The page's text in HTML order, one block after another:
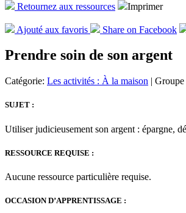
Retournez aux ressources Imprimer
Ajouté aux favoris Share on Facebook
Prendre soin de son argent
Catégorie: Les activités : À la maison | Groupe
SUJET :
Utiliser judicieusement son argent : épargne,
RESSOURCE REQUISE :
Aucune ressource particulière requise.
OCCASION D’APPRENTISSAGE :